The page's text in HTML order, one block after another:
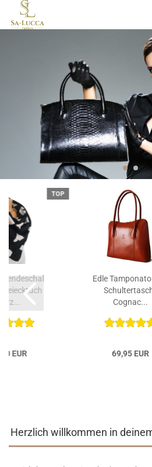
TOP
EUR
Edle
Cognac...
69,95 EUR
Herzlich willkommen in